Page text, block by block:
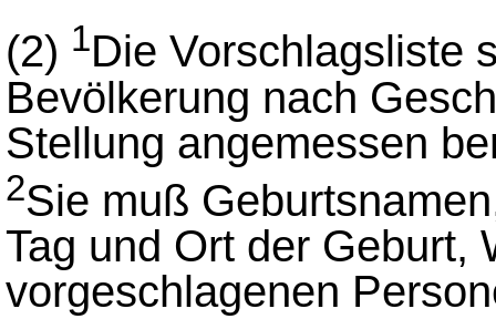
(2) 1Die Vorschlagsliste
Bevölkerung nach
Stellung angemessen
2Sie muß
Tag und Ort der Geburt,
vorgeschlagenen